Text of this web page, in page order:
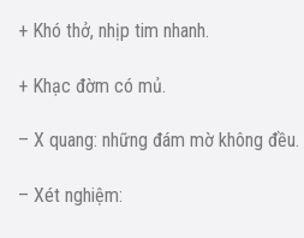
+ Khó thở, nhịp tim nhanh.
+ Khạc đờm có mủ.
– X quang: những đám mờ không đều.
– Xét nghiệm: